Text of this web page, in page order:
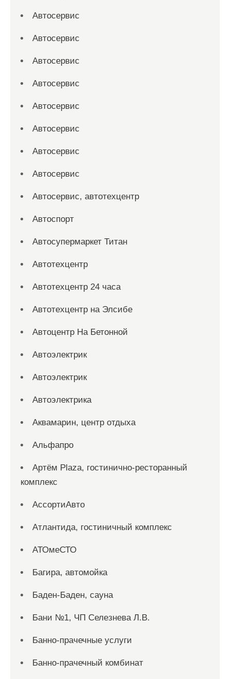
Автосервис
Автосервис
Автосервис
Автосервис
Автосервис
Автосервис
Автосервис
Автосервис
Автосервис, автотехцентр
Автоспорт
Автосупермаркет Титан
Автотехцентр
Автотехцентр 24 часа
Автотехцентр на Элсибе
Автоцентр На Бетонной
Автоэлектрик
Автоэлектрик
Автоэлектрика
Аквамарин, центр отдыха
Альфапро
Артём Plaza, гостинично-ресторанный
комплекс
АссортиАвто
Атлантида, гостиничный комплекс
АТОмеСТО
Багира, автомойка
Баден-Баден, сауна
Бани №1, ЧП Селезнева Л.В.
Банно-прачечные услуги
Банно-прачечный комбинат